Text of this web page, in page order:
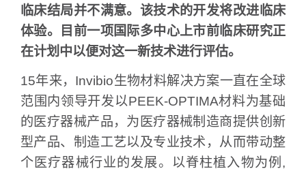
临床结局并不满意。该技术的开发将改进临床
体验。目前一项国际多中心上市前临床研究正
在计划中以便对这一新技术进行评估。
15年来， Invibio生物材料解决方案一直在全球
范围内领导开发以PEEK-OPTIMA材料为基础
的医疗器械产品，为医疗器械制造商提供创新
型产品、制造工艺以及专业技术，从而带动整
个医疗器械行业的发展。以脊柱植入物为例 ,